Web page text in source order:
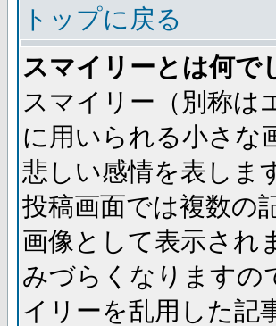
トップに戻る
スマイリーとは何で
スマイリー（別称は
に用いられる小さな
悲しい感情を表しま
投稿画面では複数の
画像として表示され
みづらくなりますの
イリーを乱用した記